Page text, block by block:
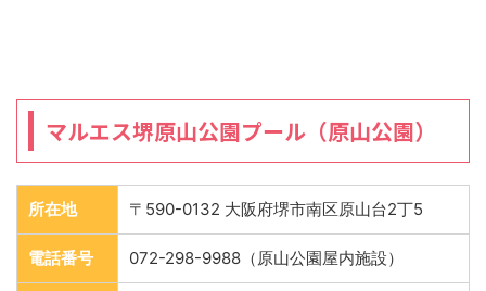
マルエス堺原山公園プール（原山公園）
所在地 〒590-0132 大阪府堺市南区原山台2丁5
電話番号 072-298-9988（原山公園屋内施設）